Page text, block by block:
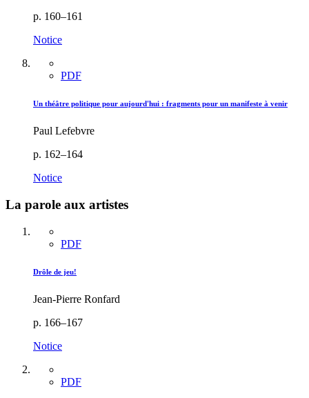
p. 160–161
Notice
PDF
Un théâtre politique pour aujourd'hui : fragments pour un manifeste à venir
Paul Lefebvre
p. 162–164
Notice
La parole aux artistes
PDF
Drôle de jeu!
Jean-Pierre Ronfard
p. 166–167
Notice
PDF